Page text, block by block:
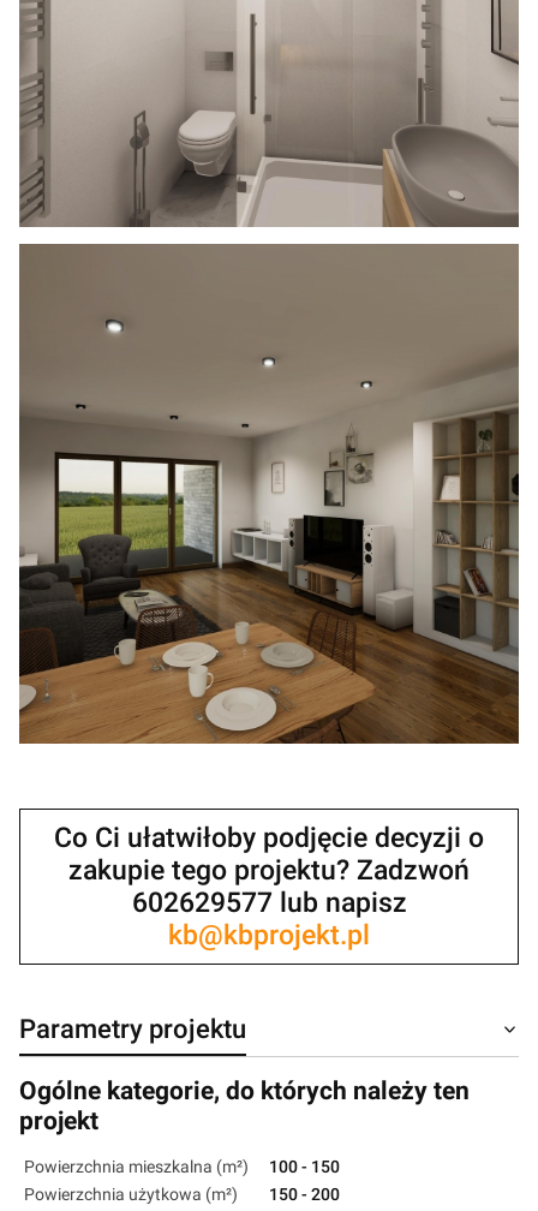
Co Ci ułatwiłoby podjęcie decyzji o
zakupie tego projektu? Zadzwoń
602629577 lub napisz
kb@kbprojekt.pl
Parametry projektu
Ogólne kategorie, do których należy ten
projekt
Powierzchnia mieszkalna (m²)
100 - 150
Powierzchnia użytkowa (m²)
150 - 200